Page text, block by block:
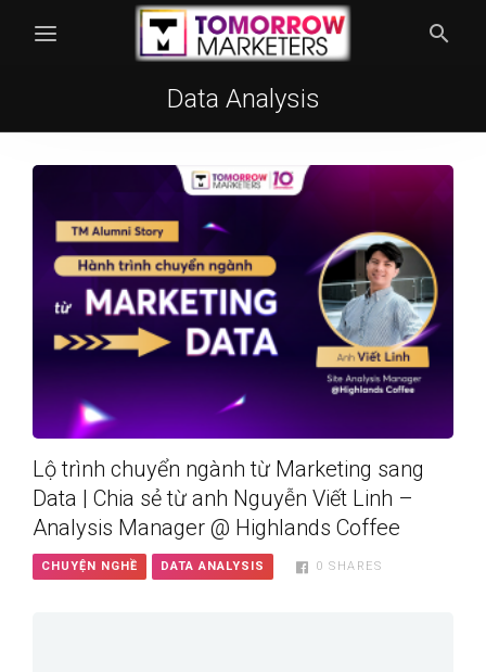
Data Analysis
Lộ trình chuyển ngành từ Marketing sang
Data | Chia sẻ từ anh Nguyễn Viết Linh –
Analysis Manager @ Highlands Coffee
CHUYỆN NGHỀ DATA ANALYSIS 0 SHARES